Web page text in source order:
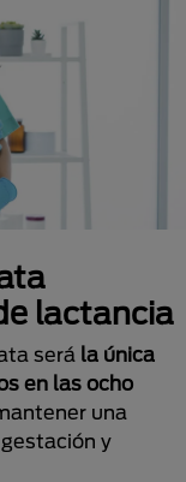
lactancia
será la única
en las ocho
una
y